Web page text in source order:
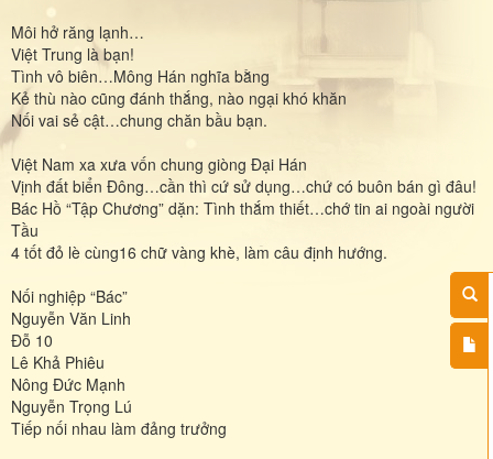
Môi hở răng lạnh…
Việt Trung là bạn!
Tình vô biên…Mông Hán nghĩa bằng
Kẻ thù nào cũng đánh thắng, nào ngại khó khăn
Nối vai sẻ cật…chung chăn bầu bạn.
Việt Nam xa xưa vốn chung giòng Đại Hán
Vịnh đất biển Đông…cần thì cứ sử dụng…chứ có buôn bán gì đâu!
Bác Hồ “Tập Chương” dặn: Tình thắm thiết…chớ tin ai ngoài người
Tầu
4 tốt đỏ lè cùng16 chữ vàng khè, làm câu định hướng.
Nối nghiệp “Bác”
Nguyễn Văn Linh
Đỗ 10
Lê Khả Phiêu
Nông Đức Mạnh
Nguyễn Trọng Lú
Tiếp nối nhau làm đảng trưởng